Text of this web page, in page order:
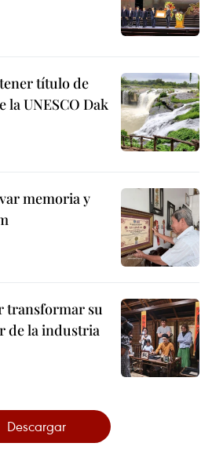
título de
la UNESCO Dak
memoria y
transformar su
de la industria
Descargar